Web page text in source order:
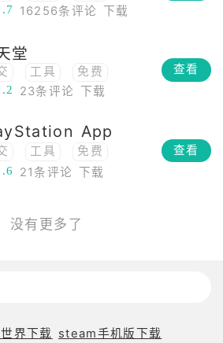
网络工具
沙盒
16256条评论 下载
堂
工具
免费
23条评论 下载
查看
App
工具
免费
21条评论 下载
查看
没有更多了
界下载 steam手机版下载